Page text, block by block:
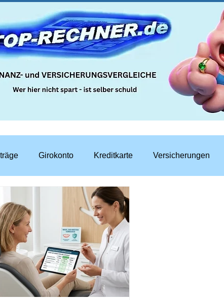
Girokonto Kreditkarte Versicherungen
Bausparen